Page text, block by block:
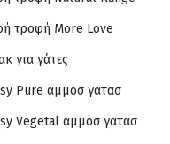
τροφή More Love
για γάτες
Pure αμμοσ γατασ
Vegetal αμμοσ γατασ